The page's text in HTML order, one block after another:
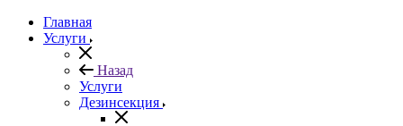
Главная
Услуги
Назад
Услуги
Дезинсекция